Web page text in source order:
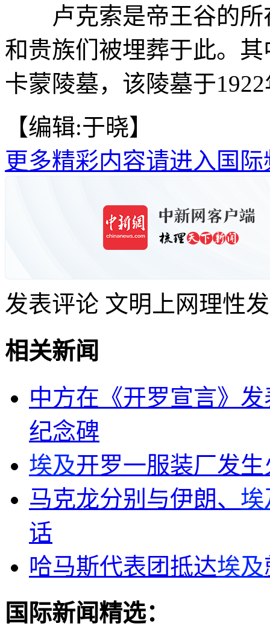
卢克索是帝王谷的所
和贵族们被埋葬于此。
卡蒙陵墓，该陵墓于
【编辑:于晓】
更多精彩内容请进入国际
发表评论 文明上网理性
相关新闻
中方在《开罗宣言》
纪念碑
埃及开罗一服装厂发
马克龙分别与伊朗、 埃
话
哈马斯代表团抵达埃及
国际新闻精选：